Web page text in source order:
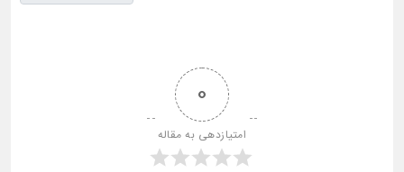
0
امتیازدهی به مقاله